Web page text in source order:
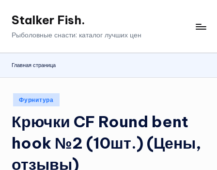
Перейти
Stalker Fish.
Рыболовные снасти: каталог лучших цен
Главная страница
Опубликовано
в
Фурнитура
Крючки CF Round bent
hook №2 (10шт.) (Цены,
отзывы)